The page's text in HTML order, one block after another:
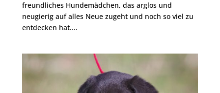
freundliches Hundemädchen, das arglos und
neugierig auf alles Neue zugeht und noch so viel zu
entdecken hat....